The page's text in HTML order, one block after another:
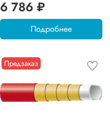
6 786 ₽
Подробнее
Предзаказ